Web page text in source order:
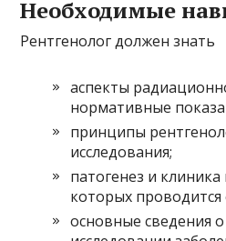
Необходимые
Рентгенолог должен знать
аспекты
нормативные
принципы
исследования;
патогенез и
которых
основные сведения